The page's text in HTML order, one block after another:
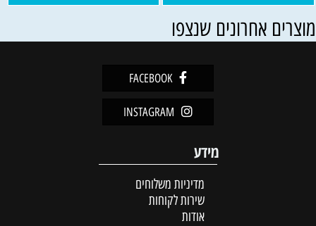
אחרונים שנצפו
FACEBOOK
INSTAGRAM
מידע
מדיניות משלוחים
שירות לקוחות
אודות